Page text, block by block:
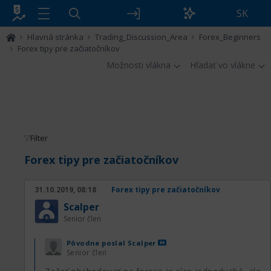
SK
Hlavná stránka Trading_Discussion_Area
Forex_Beginners
Forex tipy pre začiatočníkov
Možnosti vlákna Hľadať vo vlákne
Filter
Forex tipy pre začiatočníkov
31.10.2019, 08:18 Forex tipy pre začiatočníkov
Scalper
Senior člen
Pôvodne poslal Scalper
Senior člen